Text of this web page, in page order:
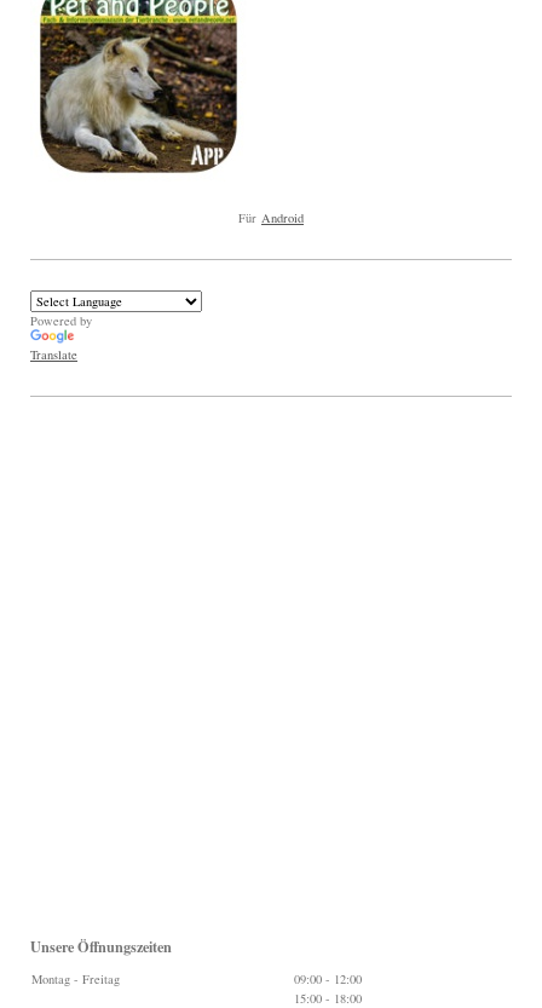
Für Android
Powered by
Translate
Unsere Öffnungszeiten
Montag - Freitag 09:00 - 12:00
15:00 - 18:00